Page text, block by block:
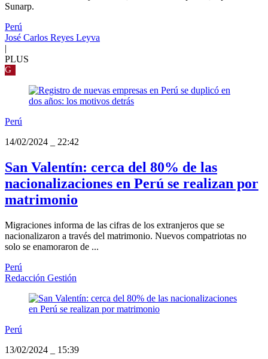
Sunarp.
Perú
José Carlos Reyes Leyva
|
PLUS
G
Perú
14/02/2024
22:42
San Valentín: cerca del 80% de las
nacionalizaciones en Perú se realizan por
matrimonio
Migraciones informa de las cifras de los extranjeros que se
nacionalizaron a través del matrimonio. Nuevos compatriotas no
solo se enamoraron de ...
Perú
Redacción Gestión
Perú
13/02/2024
15:39